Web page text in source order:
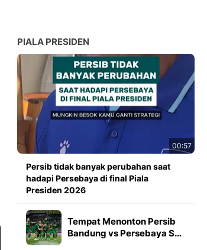
PIALA PRESIDEN
00:57
Persib tidak banyak perubahan saat
hadapi Persebaya di final Piala
Presiden 2026
Tempat Menonton Persib
Bandung vs Persebaya S…